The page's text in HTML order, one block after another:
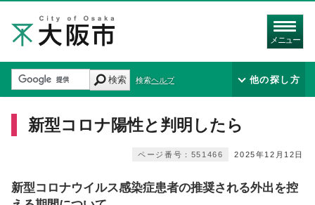
メニュー
検索 検索ヘルプ 他の探し方
新型コロナ陽性と判明したら
2025年12月12日
ページ番号：551466
新型コロナウイルス感染症患者の推奨される外出を控